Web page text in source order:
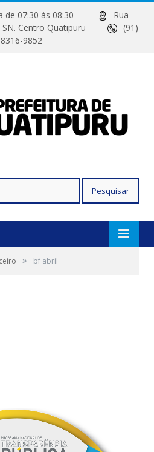
de 07:30 às 08:30
Rua
SN. Centro Quatipuru
(91)
9852
» bf abril